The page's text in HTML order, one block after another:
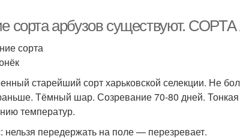
сорта арбузов существуют.
сорта
старейший сорт харьковской селекции. Не
Тёмный шар. Созревание 70-80 дней.
температур.
нельзя передержать на поле — перезревает.